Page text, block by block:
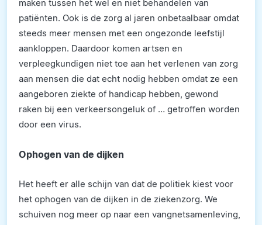
maken tussen het wel en niet behandelen van
patiënten. Ook is de zorg al jaren onbetaalbaar omdat
steeds meer mensen met een ongezonde leefstijl
aankloppen. Daardoor komen artsen en
verpleegkundigen niet toe aan het verlenen van zorg
aan mensen die dat echt nodig hebben omdat ze een
aangeboren ziekte of handicap hebben, gewond
raken bij een verkeersongeluk of … getroffen worden
door een virus.
Ophogen van de dijken
Het heeft er alle schijn van dat de politiek kiest voor
het ophogen van de dijken in de ziekenzorg. We
schuiven nog meer op naar een vangnetsamenleving,